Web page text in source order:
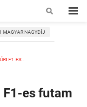
MAGYAR NAGYDÍJ
F1-ES...
es futam